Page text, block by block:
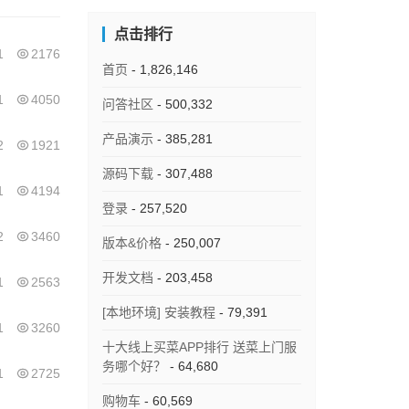
2176
4050
1921
4194
3460
2563
3260
2725
点击排行
首页 - 1,826,146
问答社区 - 500,332
产品演示 - 385,281
源码下载 - 307,488
登录 - 257,520
版本&价格 - 250,007
开发文档 - 203,458
[本地环境] 安装教程 - 79,391
十大线上买菜APP排行 送菜上门服
务哪个好？
- 64,680
购物车 - 60,569